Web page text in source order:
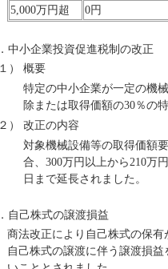
5,000万円超
0円
中小企業投資促進税制の改正
１）
概要
特定の中小企業が一定の機
除または取得価額の30％の
２）
改正の内容
対象機械設備等の取得価額
合、300万円以上から210万
日まで延長されました。
自己株式の譲渡損益
商法改正により自己株式の保
自己株式の譲渡に伴う譲渡損